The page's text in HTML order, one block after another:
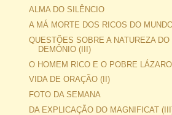
ALMA DO SILÊNCIO
A MÁ MORTE DOS RICOS DO
QUESTÕES SOBRE A NATUREZA DO
DEMÔNIO (III)
O HOMEM RICO E O POBRE LÁZARO
VIDA DE ORAÇÃO (II)
FOTO DA SEMANA
DA EXPLICAÇÃO DO MAGNIFICAT